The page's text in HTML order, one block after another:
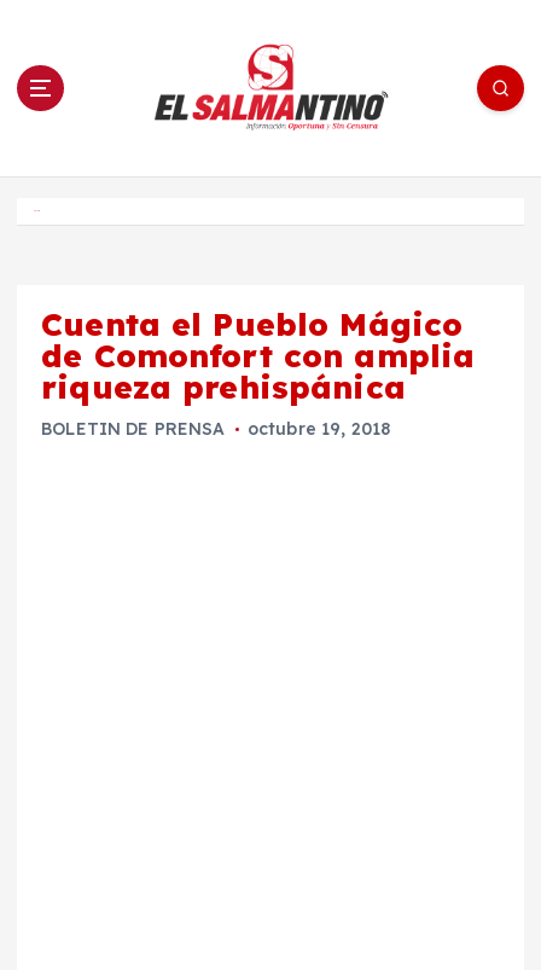
n El Salmantino - medios/noticias/editorial
Cuenta el Pueblo Mágico
de Comonfort con amplia
riqueza prehispánica
BOLETIN DE PRENSA octubre 19, 2018